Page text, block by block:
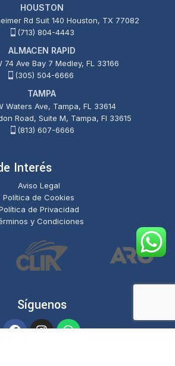
HOUSTON
Rd Suit 140 Houston, TX 77082
(713) 804-4443
ALMACEN RAPID
74 Ave Bay 7 Medley, FL 33166
(305) 504-6666
TAMPA
Waters Ave, Tampa, FL 33614
Road, Suite M, Tampa, Fl 33615
(813) 607-6666
Interés
Aviso Legal
Política de Cookies
de Privacidad
y Condiciones
Síguenos